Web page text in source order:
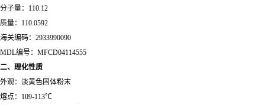
分子量：110.12
质量：110.0592
海关编码：2933990090
MDL编号：MFCD04114555
二、理化性质
外观：淡黄色固体粉末
熔点：109-113℃